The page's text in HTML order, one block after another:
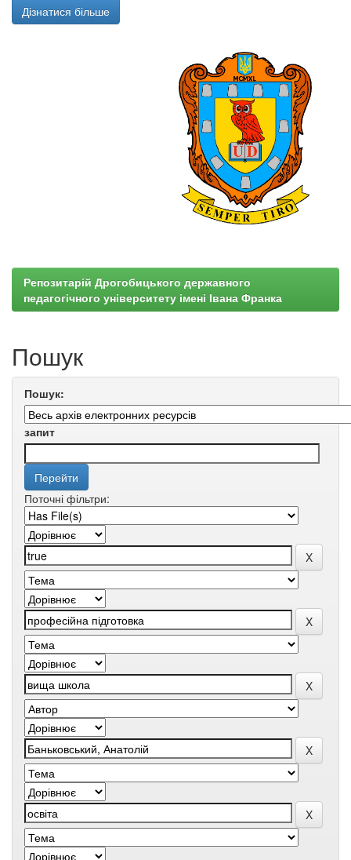
Дізнатися більше
Репозитарій Дрогобицького державного
педагогічного університету імені Івана Франка
Пошук
Пошук:
запит
Поточні фільтри: